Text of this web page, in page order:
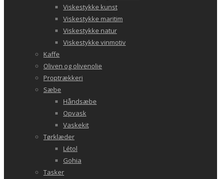
Viskestykke kunst
Viskestykke maritim
Viskestykke natur
Viskestykke vinmotiv
Kaffe
Oliven og olivenolie
Proptrækkeri
Sæbe
Håndsæbe
Opvask
Vaskekit
Tørklæder
Létol
Gohia
Tasker